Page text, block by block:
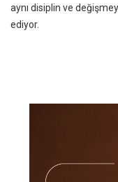
aynı disiplin ve
ediyor.